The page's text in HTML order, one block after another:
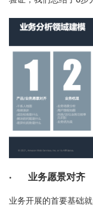
· 业务愿景对齐
业务开展的首要基础